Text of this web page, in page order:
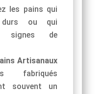
les pains qui
durs ou qui
signes de
Artisanaux
souvent un